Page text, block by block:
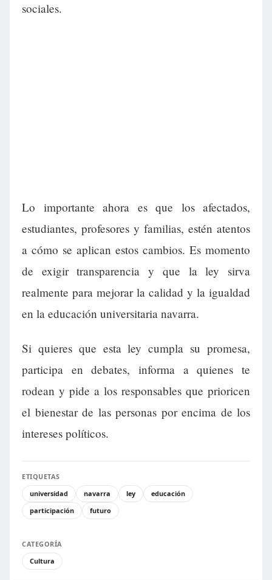
sociales.
Lo importante ahora es que los afectados,
estudiantes, profesores y familias, estén atentos
a cómo se aplican estos cambios. Es momento
de exigir transparencia y que la ley sirva
realmente para mejorar la calidad y la igualdad
en la educación universitaria navarra.
Si quieres que esta ley cumpla su promesa,
participa en debates, informa a quienes te
rodean y pide a los responsables que prioricen
el bienestar de las personas por encima de los
intereses políticos.
ETIQUETAS
universidad
navarra ley
educación
participación
futuro
CATEGORÍA
Cultura